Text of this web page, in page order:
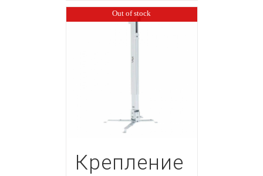
Out of stock
Крепление